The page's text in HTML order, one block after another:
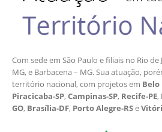
Com sede em São Paulo e filiais no Rio de
MG, e Barbacena – MG. Sua atuação,
território nacional, com projetos em Belo
Piracicaba-SP,Campinas-SP, Recife-PE,
GO, Brasília-DF, Porto Alegre-RSe